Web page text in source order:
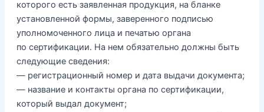
которого есть заявленная продукция, на бланке
установленной формы, заверенного подписью
уполномоченного лица и печатью органа
по сертификации. На нем обязательно должны быть
следующие сведения:
— регистрационный номер и дата выдачи документа;
— название и контакты органа по сертификации,
который выдал документ;